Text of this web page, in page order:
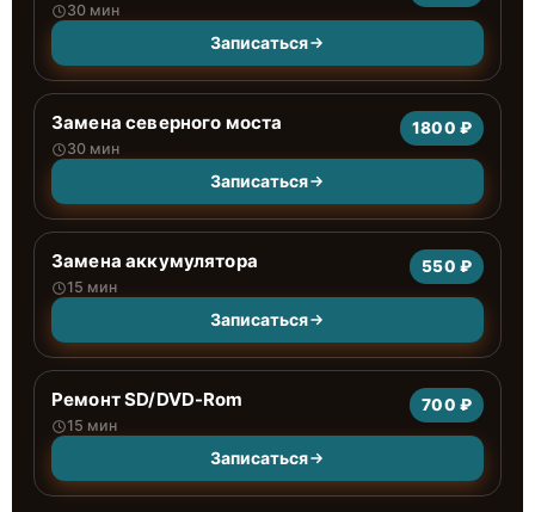
30 мин
Записаться
Замена северного моста
30 мин
1800 ₽
Записаться
Замена аккумулятора
15 мин
550 ₽
Записаться
Ремонт SD/DVD-Rom
15 мин
700 ₽
Записаться